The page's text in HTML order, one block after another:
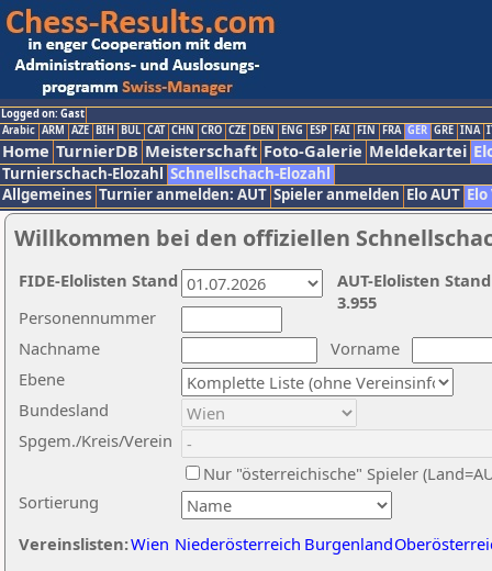
Logged on: Gast
Arabic ARM AZE BIH BUL CAT CHN CRO CZE DEN ENG ESP FAI FIN FRA GER GRE INA
Home TurnierDB Meisterschaft Foto-Galerie Meldekartei
Turnierschach-Elozahl Schnellschach-Elozahl
Allgemeines Turnier anmelden: AUT Spieler anmelden Elo AUT
Willkommen bei den offiziellen
Nachname
Vorname
Ebene
Sortierung
Personennummer
Bundesland
Spgem./Kreis/Verein
Nur "österreichische" Spieler
Vereinslisten:Wien Niederösterreich Burgenland
AUT-Elolisten
3.955
FIDE-Elolisten Stand